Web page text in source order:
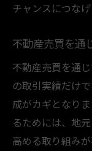
チャンスにつなげ
不動産売買を通
不動産売買を通
の取引実績だけ
成がカギとなり
るためには、地
高める取り組み